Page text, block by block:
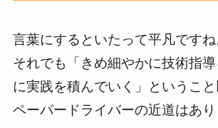
言葉にするといたって平凡ですね
それでも「きめ細やかに技術指
に実践を積んでいく」ということ
ペーパードライバーの近道はあり